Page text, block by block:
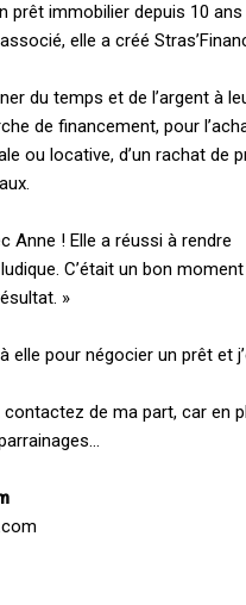
prêt immobilier depuis 10 ans
elle a créé
du temps et de l’argent à
de financement, pour
ou locative, d’un rachat de
Anne ! Elle a réussi à rendre
C’était un bon
»
elle pour négocier un prêt et
contactez de ma part, car en